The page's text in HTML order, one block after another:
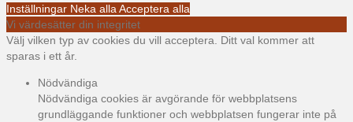
Inställningar Neka alla Acceptera alla
Vi värdesätter din integritet
Välj vilken typ av cookies du vill acceptera. Ditt val kommer att
sparas i ett år.
Nödvändiga
Nödvändiga cookies är avgörande för webbplatsens
grundläggande funktioner och webbplatsen fungerar inte på